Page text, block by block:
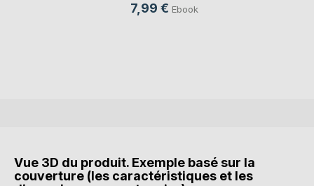
7,99 € Ebook
Vue 3D du produit. Exemple basé sur la
couverture (les caractéristiques et les